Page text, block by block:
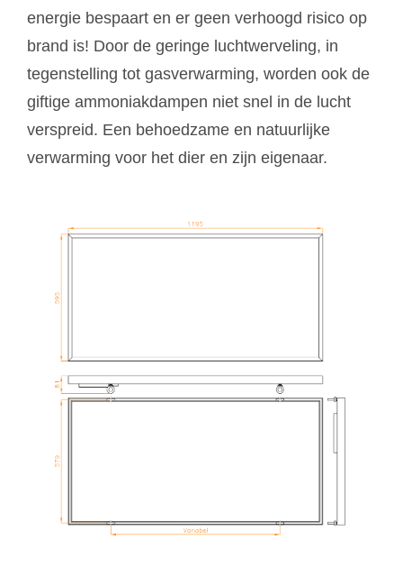
energie bespaart en er geen verhoogd risico op
brand is! Door de geringe luchtwerveling, in
tegenstelling tot gasverwarming, worden ook de
giftige ammoniakdampen niet snel in de lucht
verspreid. Een behoedzame en natuurlijke
verwarming voor het dier en zijn eigenaar.